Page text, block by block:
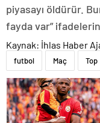
piyasayı öldürür.
fayda var”
Kaynak: İhlas Haber
futbol Maç Top